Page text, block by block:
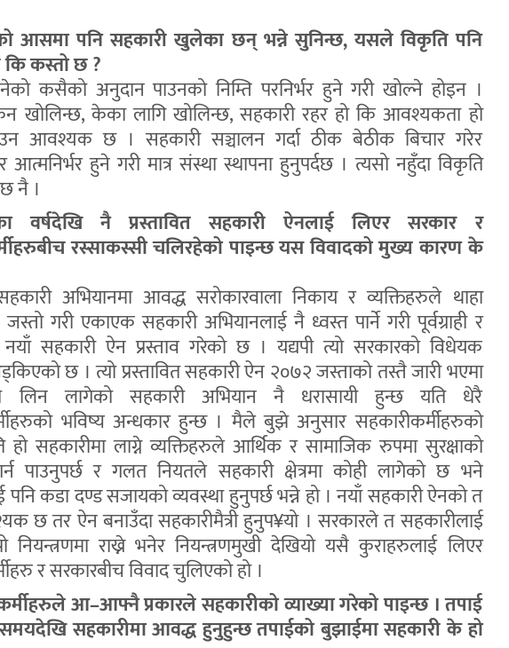
आसमा पनि सहकारी खुलेका छन् भन्ने सुनिन्छ, यसले विकृति पनि
कस्तो छ ?
कसैको अनुदान पाउनको निम्ति परनिर्भर हुने गरी खोल्ने होइन ।
खोलिन्छ, केका लागि खोलिन्छ, सहकारी रहर हो कि आवश्यकता हो
आवश्यक छ । सहकारी सञ्चालन गर्दा ठीक बेठीक बिचार गरेर
आत्मनिर्भर हुने गरी मात्र संस्था स्थापना हुनुपर्दछ । त्यसो नहुँदा विकृति
नै ।
वर्षदेखि नै प्रस्तावित सहकारी ऐनलाई लिएर सरकार र
रस्साकस्सी चलिरहेको पाइन्छ यस विवादको मुख्य कारण के
अभियानमा आवद्ध सरोकारवाला निकाय र व्यक्तिहरुले थाहा
गरी एकाएक सहकारी अभियानलाई नै ध्वस्त पार्ने गरी पूर्वग्राही र
नयाँ सहकारी ऐन प्रस्ताव गरेको छ । यद्यपी त्यो सरकारको विधेयक
छ । त्यो प्रस्तावित सहकारी ऐन २०७२ जस्ताको तस्तै जारी भएमा
लिन लागेको सहकारी अभियान नै धरासायी हुन्छ यति धेरै
भविष्य अन्धकार हुन्छ । मैले बुझे अनुसार सहकारीकर्मीहरुको
हो सहकारीमा लाग्ने व्यक्तिहरुले आर्थिक र सामाजिक रुपमा सुरक्षाको
गर्न पाउनुपर्छ र गलत नियतले सहकारी क्षेत्रमा कोही लागेको छ भने
पनि कडा दण्ड सजायको व्यवस्था हुनुपर्छ भन्ने हो । नयाँ सहकारी ऐनको त
छ तर ऐन बनाउँदा सहकारीमैत्री हुनुप¥यो । सरकारले त सहकारीलाई
नियन्त्रणमा राख्ने भनेर नियन्त्रणमुखी देखियो यसै कुराहरुलाई लिएर
र सरकारबीच विवाद चुलिएको हो ।
आ–आफ्नै प्रकारले सहकारीको व्याख्या गरेको पाइन्छ । तपाई
सहकारीमा आवद्ध हुनुहुन्छ तपाईको बुझाईमा सहकारी के हो